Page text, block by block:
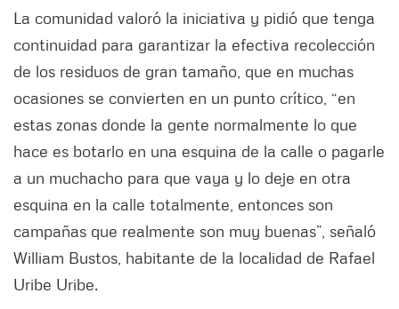
La comunidad valoró la iniciativa y pidió que tenga
continuidad para garantizar la efectiva recolección
de los residuos de gran tamaño, que en muchas
ocasiones se convierten en un punto crítico, “en
estas zonas donde la gente normalmente lo que
hace es botarlo en una esquina de la calle o pagarle
a un muchacho para que vaya y lo deje en otra
esquina en la calle totalmente, entonces son
campañas que realmente son muy buenas”, señaló
William Bustos, habitante de la localidad de Rafael
Uribe Uribe.